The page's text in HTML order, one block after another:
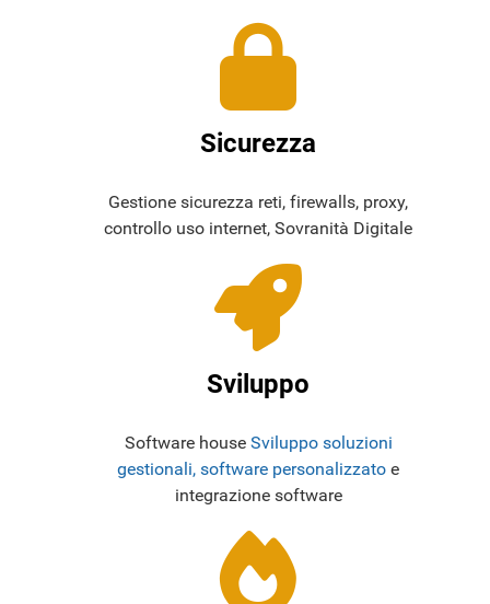
Sicurezza
Gestione sicurezza reti, firewalls, proxy,
controllo uso internet, Sovranità Digitale
Sviluppo
Software house Sviluppo soluzioni
gestionali, software personalizzato e
integrazione software